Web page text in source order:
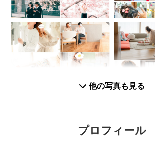
他の写真も見る
プロフィール